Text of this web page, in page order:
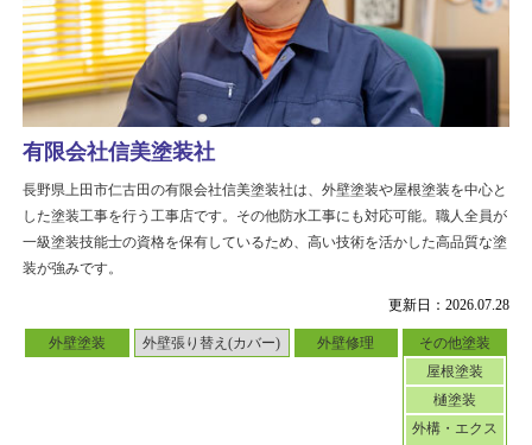
更新日：2026.07.28
外壁塗装 外壁張り替え(カバー) 外壁修理
その他塗装
屋根塗装
樋塗装
外構・エクス
有限会社信美塗装社
長野県上田市仁古田の有限会社信美塗装社は、外壁塗装や屋根塗装を中心と
した塗装工事を行う工事店です。その他防水工事にも対応可能。職人全員が
一級塗装技能士の資格を保有しているため、高い技術を活かした高品質な塗
装が強みです。